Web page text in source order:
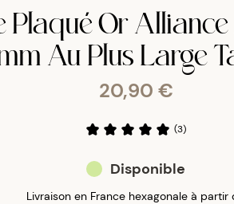
Plaqué Or
Au Plus Large
20,90 €
(3)
Disponible
Livraison en France hexagonale à partir